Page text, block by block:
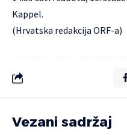
Kappel.
(Hrvatska redakcija ORF-a)
Vezani sadržaj